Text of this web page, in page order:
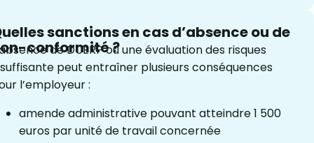
sanctions en cas d’absence ou de
conformité ?
de DUERP ou une évaluation des risques
peut entraîner plusieurs conséquences
l’employeur :
amende administrative pouvant atteindre 1 500
euros par unité de travail concernée